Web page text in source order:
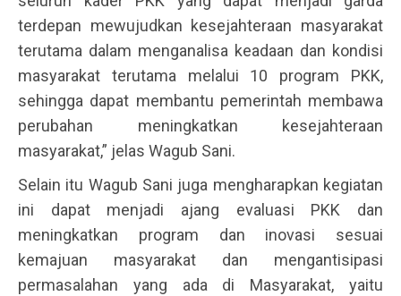
terdepan mewujudkan kesejahteraan masyarakat
terutama dalam menganalisa keadaan dan kondisi
masyarakat terutama melalui 10 program PKK,
sehingga dapat membantu pemerintah membawa
perubahan meningkatkan kesejahteraan
masyarakat,” jelas Wagub Sani.
Selain itu Wagub Sani juga mengharapkan kegiatan
ini dapat menjadi ajang evaluasi PKK dan
meningkatkan program dan inovasi sesuai
kemajuan masyarakat dan mengantisipasi
permasalahan yang ada di Masyarakat, yaitu